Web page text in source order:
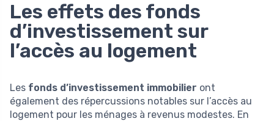
Les effets des fonds
d’investissement sur
l’accès au logement
Les fonds d’investissement immobilier ont
également des répercussions notables sur l’accès au
logement pour les ménages à revenus modestes. En